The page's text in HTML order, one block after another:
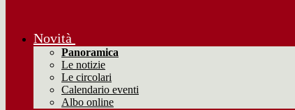
Novità
Panoramica
Le notizie
Le circolari
Calendario eventi
Albo online